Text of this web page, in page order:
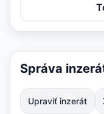
Správa
Upraviť inzerát